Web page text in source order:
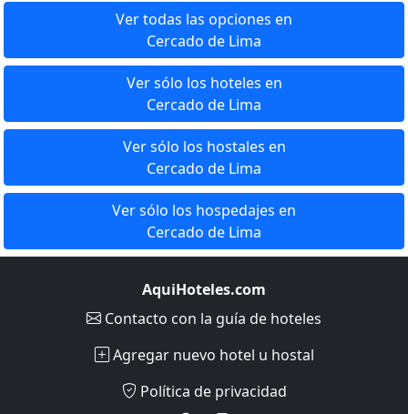
Ver todas las opciones en
Cercado de Lima
Ver sólo los hoteles en
Cercado de Lima
Ver sólo los hostales en
Cercado de Lima
Ver sólo los hospedajes en
Cercado de Lima
AquiHoteles.com
Contacto con la guía de hoteles
Agregar nuevo hotel u hostal
Política de privacidad